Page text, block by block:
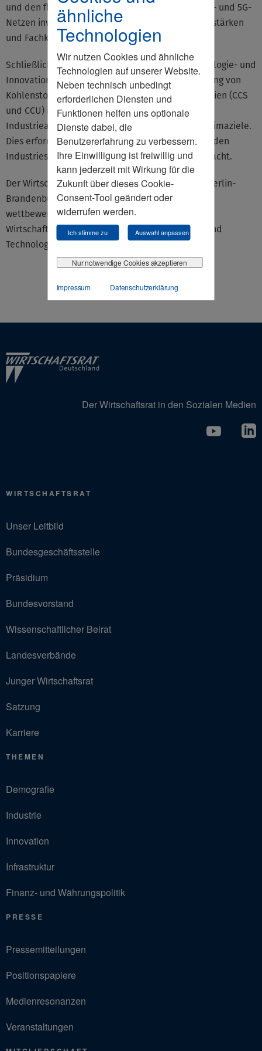
ähnliche
Technologien
Wir nutzen Cookies und ähnliche
Technologien auf unserer Website.
Neben technisch unbedingt
erforderlichen Diensten und
Funktionen helfen uns optionale
Dienste dabei, die
Benutzererfahrung zu verbessern.
Ihre Einwilligung ist freiwillig und
kann jederzeit mit Wirkung für die
Zukunft über dieses Cookie-
Consent-Tool geändert oder
widerrufen werden.
Ich stimme zu Auswahl anpassen
Nur notwendige Cookies akzeptieren
Impressum Datenschutzerklärung
und den flächendeckenden Ausbau von Glasfaser- und 5G-
Netzen investieren, um die ländlichen Räume zu stärken
und Fachkräfte im Land zu halten.
Schließlich ist es wichtig, Brandenburg als Technologie- und
Innovationsstandort zu positionieren. Die Förderung von
Kohlenstoffspeicherungs- und Nutzungstechnologien (CCS
und CCU) ist entscheidend für die Sicherung von
Industriearbeitsplätzen und die Erreichung der Klimaziele.
Dies erfordert eine technologieoffene Politik, die den
Industriestandort langfristig wettbewerbsfähig macht.
Der Wirtschaftsrat der CDU e.V., Landesverband Berlin-
Brandenburg, steht für eine nachhaltige,
wettbewerbsfähige und investitionsfreundliche
Wirtschaftspolitik, die Entlastung, Investitionen und
Technologieoffenheit miteinander verbindet.
Der Wirtschaftsrat in den Sozialen Medien
WIRTSCHAFTSRAT
Unser Leitbild
Bundesgeschäftsstelle
Präsidium
Bundesvorstand
Wissenschaftlicher Beirat
Landesverbände
Junger Wirtschaftsrat
Satzung
Karriere
THEMEN
Demografie
Industrie
Innovation
Infrastruktur
Finanz- und Währungspolitik
PRESSE
Pressemitteilungen
Positionspapiere
Medienresonanzen
Veranstaltungen